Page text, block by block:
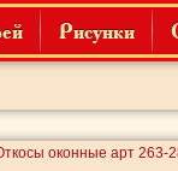
Рисунки
оконные арт 263-